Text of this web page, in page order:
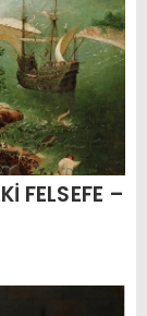
FELSEFE –